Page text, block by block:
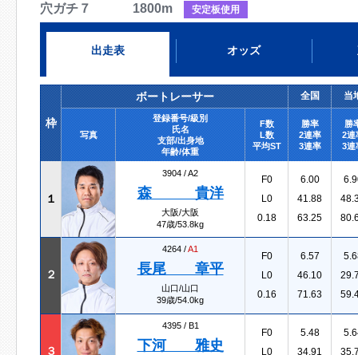
穴ガチ７ 1800m 安定板使用
出走表 オッズ
枠
ボートレーサー 全国 当
写真
登録番号/級別
氏名
支部/出身地
年齢/体重
F数
L数
平均ST
勝率
2連率
3連率
勝
2連
3連
１
3904 /A2
森 貴洋
大阪/大阪
47歳/53.8kg
F0
L0
0.18
6.00
41.88
63.25
２
4264 /A1
長尾 章平
山口/山口
39歳/54.0kg
F0
L0
0.16
6.57
46.10
71.63
３
4395 / B1
下河 雅史
F0
L0
5.48
34.91